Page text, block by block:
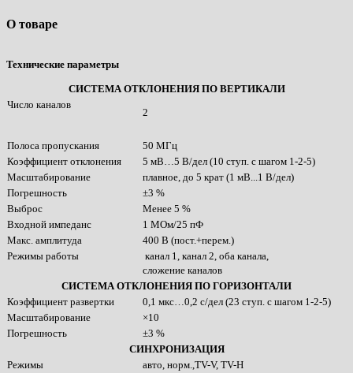
О товаре
Технические параметры
СИСТЕМА ОТКЛОНЕНИЯ ПО ВЕРТИКАЛИ
Число каналов
2
Полоса пропускания
50 МГц
Коэффициент отклонения
5 мВ…5 В/дел (10 ступ. с шагом 1-2-5)
Масштабирование
плавное, до 5 крат (1 мВ...1 В/дел)
Погрешность
±3 %
Выброс
Менее 5 %
Входной импеданс
1 МОм/25 пФ
Макс. амплитуда
400 В (пост.+перем.)
Режимы работы
канал 1, канал 2, оба канала,
сложение каналов
СИСТЕМА ОТКЛОНЕНИЯ ПО ГОРИЗОНТАЛИ
Коэффициент развертки
0,1 мкс…0,2 с/дел (23 ступ. с шагом 1-2-5)
Масштабирование
×10
Погрешность
±3 %
СИНХРОНИЗАЦИЯ
Режимы
авто, норм.,TV-V, TV-H